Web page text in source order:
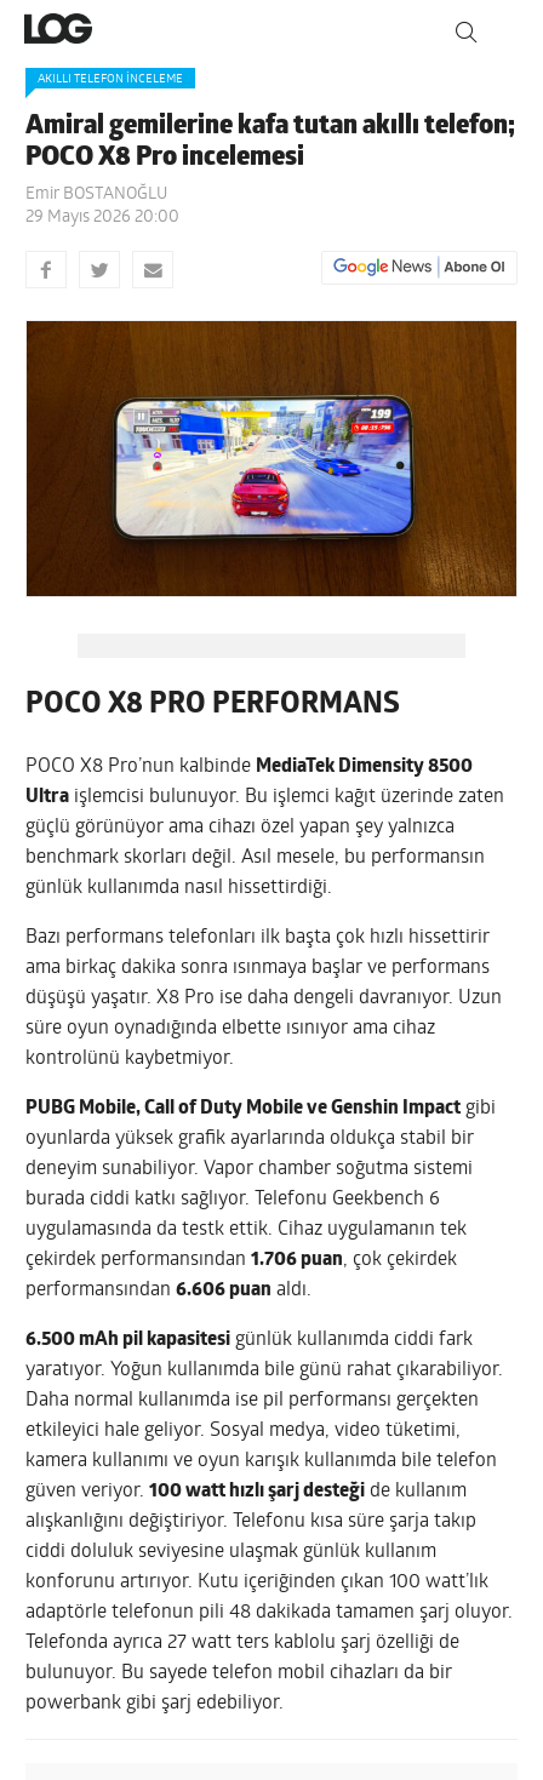
AKILLI TELEFON İNCELEME
Amiral gemilerine kafa tutan akıllı telefon;
POCO X8 Pro incelemesi
Emir BOSTANOĞLU
29 Mayıs 2026 20:00
POCO X8 PRO PERFORMANS
POCO X8 Pro’nun kalbinde MediaTek Dimensity 8500
Ultra işlemcisi bulunuyor. Bu işlemci kağıt üzerinde zaten
güçlü görünüyor ama cihazı özel yapan şey yalnızca
benchmark skorları değil. Asıl mesele, bu performansın
günlük kullanımda nasıl hissettirdiği.
Bazı performans telefonları ilk başta çok hızlı hissettirir
ama birkaç dakika sonra ısınmaya başlar ve performans
düşüşü yaşatır. X8 Pro ise daha dengeli davranıyor. Uzun
süre oyun oynadığında elbette ısınıyor ama cihaz
kontrolünü kaybetmiyor.
PUBG Mobile, Call of Duty Mobile ve Genshin Impact gibi
oyunlarda yüksek grafik ayarlarında oldukça stabil bir
deneyim sunabiliyor. Vapor chamber soğutma sistemi
burada ciddi katkı sağlıyor. Telefonu Geekbench 6
uygulamasında da testk ettik. Cihaz uygulamanın tek
çekirdek performansından1.706 puan, çok çekirdek
performansından6.606 puan aldı.
6.500 mAh pil kapasitesi günlük kullanımda ciddi fark
yaratıyor. Yoğun kullanımda bile günü rahat çıkarabiliyor.
Daha normal kullanımda ise pil performansı gerçekten
etkileyici hale geliyor. Sosyal medya, video tüketimi,
kamera kullanımı ve oyun karışık kullanımda bile telefon
güven veriyor.100 watt hızlı şarj desteği de kullanım
alışkanlığını değiştiriyor. Telefonu kısa süre şarja takıp
ciddi doluluk seviyesine ulaşmak günlük kullanım
konforunu artırıyor. Kutu içeriğinden çıkan 100 watt’lık
adaptörle telefonun pili 48 dakikada tamamen şarj oluyor.
Telefonda ayrıca 27 watt ters kablolu şarj özelliği de
bulunuyor. Bu sayede telefon mobil cihazları da bir
powerbank gibi şarj edebiliyor.